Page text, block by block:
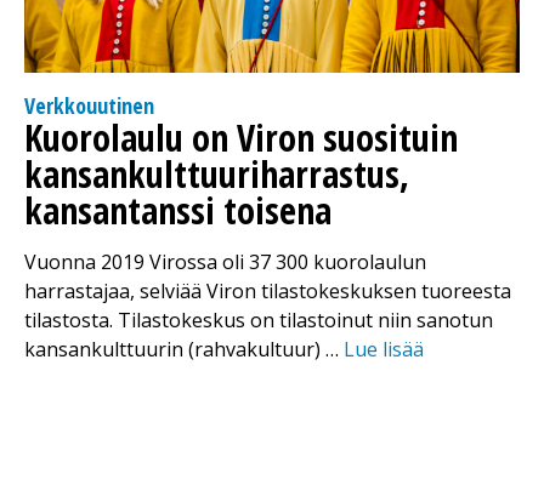
Verkkouutinen
Kuorolaulu on Viron suosituin
kansankulttuuriharrastus,
kansantanssi toisena
Vuonna 2019 Virossa oli 37 300 kuorolaulun
harrastajaa, selviää Viron tilastokeskuksen tuoreesta
tilastosta. Tilastokeskus on tilastoinut niin sanotun
kansankulttuurin (rahvakultuur) … Lue lisää